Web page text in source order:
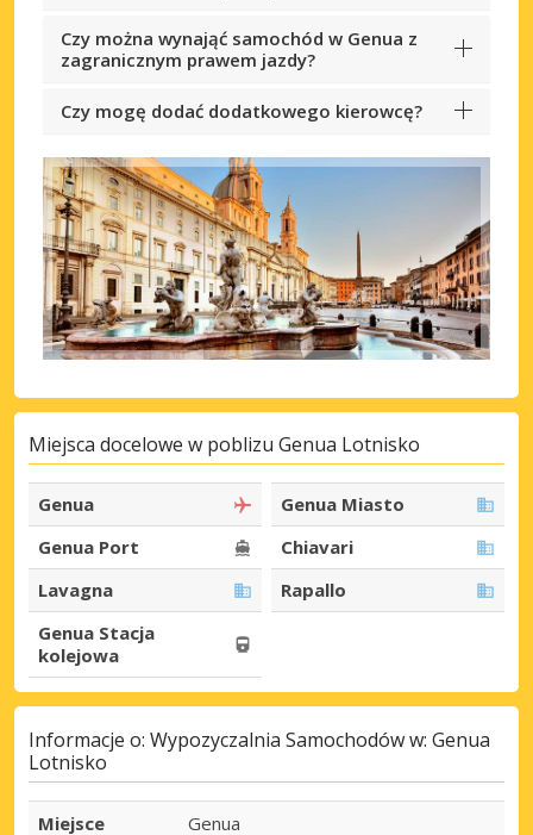
Czy można wynająć samochód w Genua z
zagranicznym prawem jazdy?
Czy mogę dodać dodatkowego kierowcę?
Miejsca docelowe w poblizu Genua Lotnisko
Genua
Genua Miasto
Genua Port
Chiavari
Lavagna
Rapallo
Genua Stacja
kolejowa
Informacje o: Wypozyczalnia Samochodów w: Genua
Lotnisko
Miejsce Genua